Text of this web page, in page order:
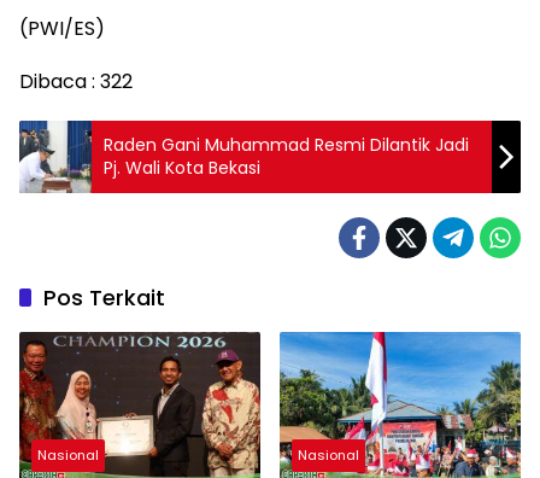
(PWI/ES)
Dibaca : 322
Raden Gani Muhammad Resmi Dilantik Jadi
Pj. Wali Kota Bekasi
Pos Terkait
Nasional Nasional